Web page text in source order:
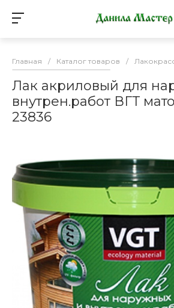
Главная / Каталог товаров /
Лак акриловый для
внутрен.работ ВГТ
23836